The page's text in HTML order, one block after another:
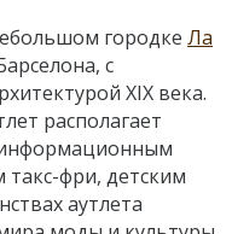
городке Ла
с
XIX века.
располагает
фри, детским
аутлета